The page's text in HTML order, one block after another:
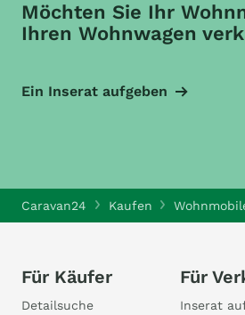
Möchten Sie Ihr
Ihren Wohnwagen
Ein Inserat aufgeben
Caravan24 Kaufen
Für Käufer
Detailsuche
Für
Inserat